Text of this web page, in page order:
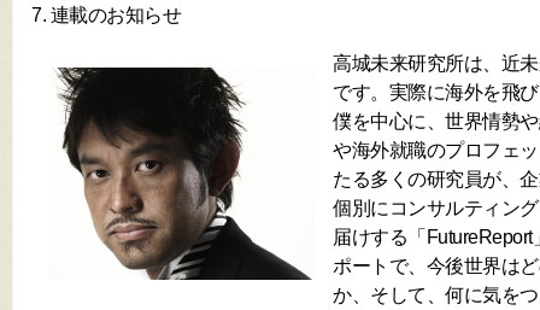
7. 連載のお知らせ
高城未来研究所は、近
です。実際に海外を飛
僕を中心に、世界情勢
や海外就職のプロフェ
たる多くの研究員が、
個別にコンサルティン
届けする「
ポートで、今後世界は
か、そして、何に気を